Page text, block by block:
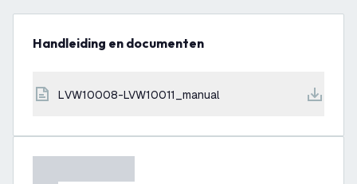
Handleiding en documenten
LVW10008-LVW10011_manual